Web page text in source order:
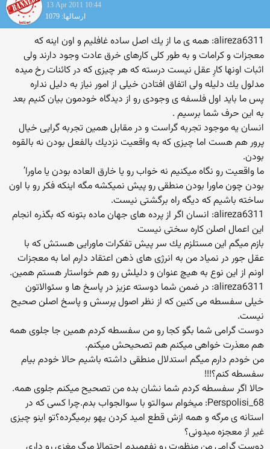
13 Apr 2011 10:44
ارسالها: 1079
alireza6311: همه ی ما از یك اصل ساده غافلیم و اون اینه كه
معجزات و كرامات و به طور كلی كارهای خرق عادت وجود دارند ولی
اثبات اونها كارِ عقل نیست درسته كه هر چیزی كه در كائنات رخ میده
مدلول یك دلیله ولی اتفاق افتادن خیلی از امور نیاز به دلیل نداره
پس ما باید اول فلسفه ی وجودی رو از دیدگاه خودمون بیان كنیم بعد
به این حرف شما برسیم .
انسان یه موجود تجربه گراست و در مقابل همین تجربه گرایی خیال
پرور هم هست اما چیزی كه به واقعیت نزدیك بالفعل بودن نه بالقوه
بودن.
ما واقعیت رو نگاه میكنیم نه خواب رو یا خارق العاده بودن یا ماورا’
بودن چون ماورا بودن منطقی رو پیش نمیكشه مگه اینكه فكر رو با اون
ساخته باشیم كه دیگه راه برگشتی نیست.
alireza6311: انسان اگر از پرده های جهان ماده بتونه كه بگذره انجام
این اعمال اصلن كاره سختی نیست
بازم میگم این مستلزم یك سر پیش تفكرات ماورایی هستش كه با
عقل جور در نمیاد من به انرژی های ذهن اعتقاد دارم اما به معجزات
اونم از این نوع به هیچ عنوان و دلیلش رو هم خواستار هستم همین.
alireza6311: در ضمن شما دوسته عزیز در پاسخ ها و سئوالاتون
خیلی سفسطه می كنین كه از نظر اصول پرسش و پاسخ اصلن صحیح
نیست.
دوست گرامی شما بگو كجا رو من سفسطه كردم همین جا جلوی همه
هم معذرت خواهی میكنم هم تصحیحش میكنم.
من خودم دارم میگم استدلال منطقی داشته باشیم حالا خودم بیام
سفسطه كنم؟!!!
حالا اگر سفسطه كردم شما نشان بده من تصحیح میكنم جلوی همه.
Perspolisi_68: میخوام سوالتو با سوالجواب بدم.چرا كسی كه در
استانه ی مرگه و همه ازش قطع امید كردن یهو برمیگرده؟تو اینو چیزی
غیر از معجزه میدونی؟